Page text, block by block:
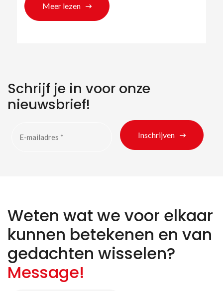
Meer lezen
Schrijf je in voor onze
nieuwsbrief!
Inschrijven
Weten wat we voor elkaar
kunnen betekenen en van
gedachten wisselen?
Message!